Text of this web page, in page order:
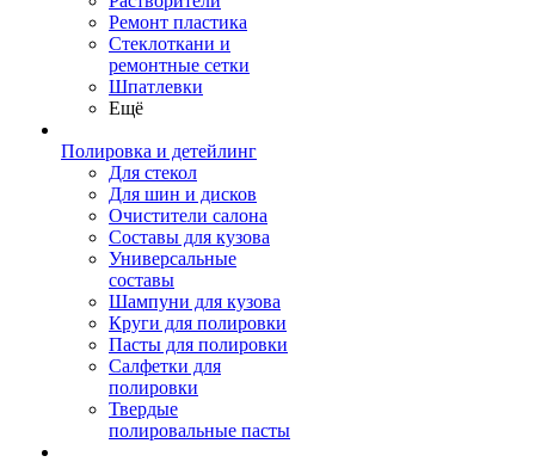
Ремонт пластика
Стеклоткани и
ремонтные сетки
Шпатлевки
Ещё
Полировка и детейлинг
Для стекол
Для шин и дисков
Очистители салона
Составы для кузова
Универсальные
составы
Шампуни для кузова
Круги для полировки
Пасты для полировки
Салфетки для
полировки
Твердые
полировальные пасты